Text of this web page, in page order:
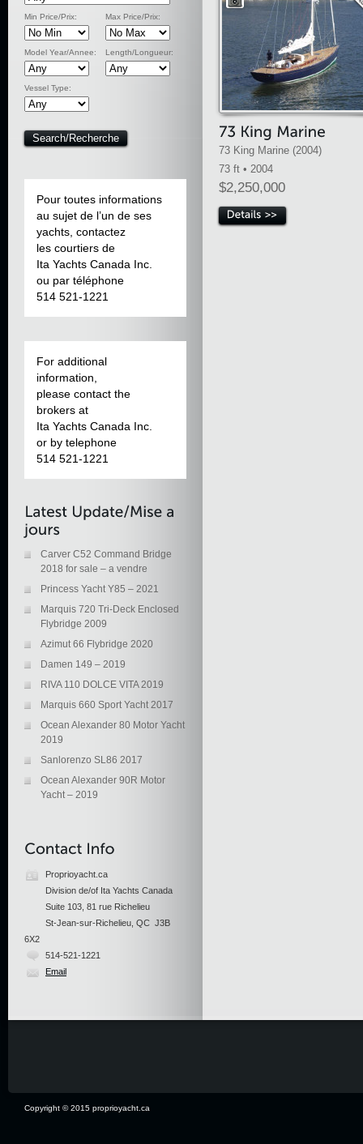
Min Price/Prix: Max Price/Prix:
Model Year/Annee: Length/Longueur:
Vessel Type:
Pour toutes informations
au sujet de l’un de ses
yachts, contactez
les courtiers de
Ita Yachts Canada Inc.
ou par téléphone
514 521-1221
For additional
information,
please contact the
brokers at
Ita Yachts Canada Inc.
or by telephone
514 521-1221
Carver C52 Command Bridge
2018 for sale – a vendre
Princess Yacht Y85 – 2021
Marquis 720 Tri-Deck Enclosed
Flybridge 2009
Azimut 66 Flybridge 2020
Damen 149 – 2019
RIVA 110 DOLCE VITA 2019
Marquis 660 Sport Yacht 2017
Ocean Alexander 80 Motor Yacht
2019
Sanlorenzo SL86 2017
Ocean Alexander 90R Motor
Yacht – 2019
Proprioyacht.ca
Division de/of Ita Yachts Canada
Suite 103, 81 rue Richelieu
St-Jean-sur-Richelieu, QC J3B
6X2
514-521-1221
Email
73 King Marine (2004)
73 ft • 2004
$2,250,000
Copyright © 2015 proprioyacht.ca